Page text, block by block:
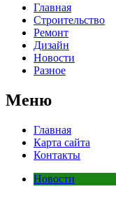
Главная
Строительство
Ремонт
Дизайн
Новости
Разное
Меню
Главная
Карта сайта
Контакты
Новости